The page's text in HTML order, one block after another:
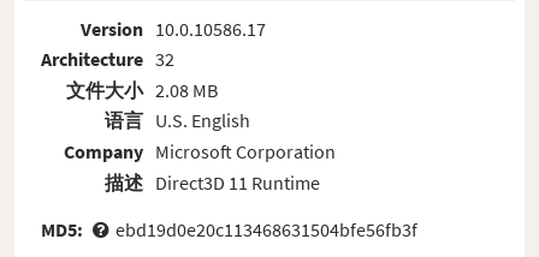
Version
Architecture
文件大小
语言
Company
描述
10.0.10586.17
32
2.08 MB
U.S. English
Microsoft Corporation
Direct3D 11 Runtime
MD5:
ebd19d0e20c113468631504bfe56fb3f